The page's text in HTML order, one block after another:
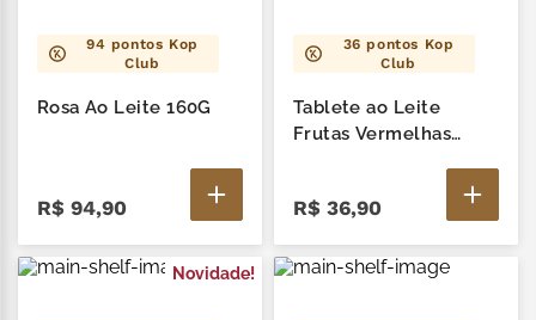
94 pontos Kop
Club
Rosa Ao Leite 160G
R$ 94,90
36 pontos Kop
Club
Tablete ao Leite
Frutas Vermelhas
R$ 36,90
Novidade!